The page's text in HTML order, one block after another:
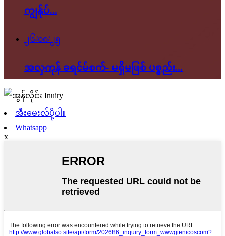
ကျွန်ုပ်...
၂၆/၀၈/၂၅
အလှကုန် ခရင်မ်စက်- မရှိမဖြစ် ပစ္စည်း...
အီးမေးလ်ပို့ပါ။
Whatsapp
x